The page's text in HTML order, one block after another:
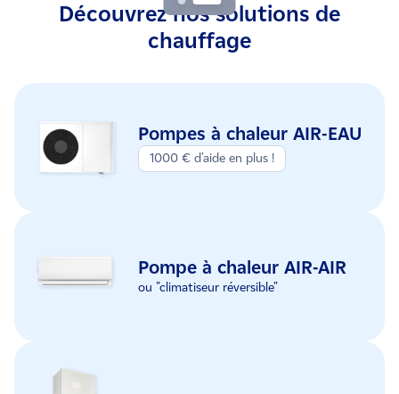
Découvrez nos solutions de
chauffage
Pompes à chaleur AIR-EAU
1000 € d'aide en plus !
Pompe à chaleur AIR-AIR
ou "climatiseur réversible"